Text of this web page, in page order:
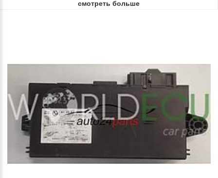
смотреть больше